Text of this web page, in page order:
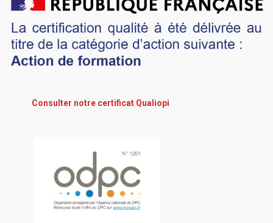
Consulter notre certificat Qualiopi